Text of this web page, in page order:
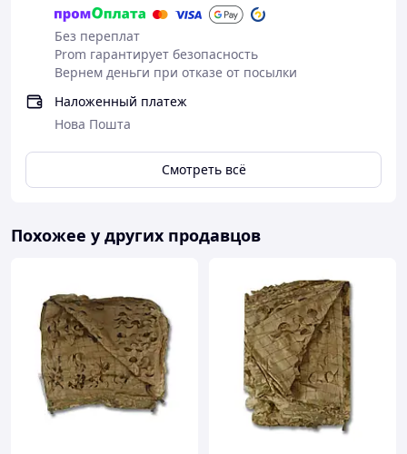
Без переплат
Prom гарантирует безопасность
Вернем деньги при отказе от посылки
Наложенный платеж
Нова Пошта
Смотреть всё
Похожее у других продавцов